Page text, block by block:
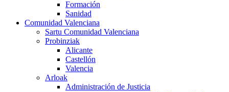
Formación
Sanidad
Comunidad Valenciana
Sartu Comunidad Valenciana
Probinziak
Alicante
Castellón
Valencia
Arloak
Administración de Justicia